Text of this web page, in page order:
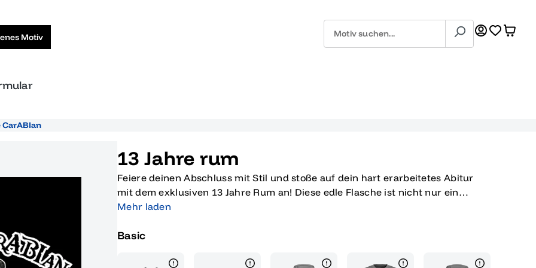
Motiv
CarABIan
13 Jahre rum
Feiere deinen Abschluss mit Stil und stoße auf dein hart erarbeitetes Abitur
mit dem exklusiven 13 Jahre Rum an! Diese edle Flasche ist nicht nur ein
Getränk, sondern ein echtes Abenteuer, das perfekt zu deinem großen
auf der Flasche erinnert daran, dass du nun bereit bist, neue Wege zu
Reifung über 13 Jahre hinweg, bietet dieser Rum einen unvergleichlichen
Mehr laden
Basic